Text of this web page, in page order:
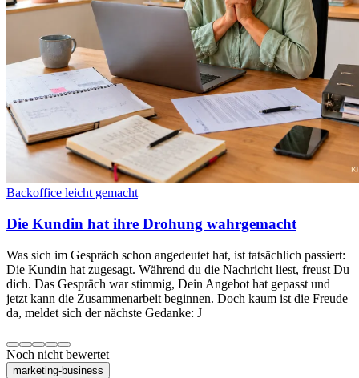
Backoffice leicht gemacht
Die Kundin hat ihre Drohung wahrgemacht
Was sich im Gespräch schon angedeutet hat, ist tatsächlich passiert:
Die Kundin hat zugesagt. Während du die Nachricht liest, freust Du
dich. Das Gespräch war stimmig, Dein Angebot hat gepasst und
jetzt kann die Zusammenarbeit beginnen. Doch kaum ist die Freude
da, meldet sich der nächste Gedanke: J
Noch nicht bewertet
marketing-business